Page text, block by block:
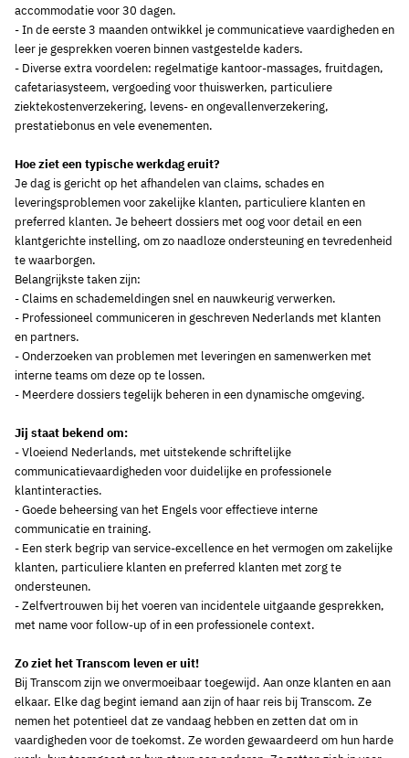
accommodatie voor 30 dagen.
- In de eerste 3 maanden ontwikkel je communicatieve vaardigheden en
leer je gesprekken voeren binnen vastgestelde kaders.
- Diverse extra voordelen: regelmatige kantoor-massages, fruitdagen,
cafetariasysteem, vergoeding voor thuiswerken, particuliere
ziektekostenverzekering, levens- en ongevallenverzekering,
prestatiebonus en vele evenementen.
Hoe ziet een typische werkdag eruit?
Je dag is gericht op het afhandelen van claims, schades en
leveringsproblemen voor zakelijke klanten, particuliere klanten en
preferred klanten. Je beheert dossiers met oog voor detail en een
klantgerichte instelling, om zo naadloze ondersteuning en tevredenheid
te waarborgen.
Belangrijkste taken zijn:
- Claims en schademeldingen snel en nauwkeurig verwerken.
- Professioneel communiceren in geschreven Nederlands met klanten
en partners.
- Onderzoeken van problemen met leveringen en samenwerken met
interne teams om deze op te lossen.
- Meerdere dossiers tegelijk beheren in een dynamische omgeving.
Jij staat bekend om:
- Vloeiend Nederlands, met uitstekende schriftelijke
communicatievaardigheden voor duidelijke en professionele
klantinteracties.
- Goede beheersing van het Engels voor effectieve interne
communicatie en training.
- Een sterk begrip van service-excellence en het vermogen om zakelijke
klanten, particuliere klanten en preferred klanten met zorg te
ondersteunen.
- Zelfvertrouwen bij het voeren van incidentele uitgaande gesprekken,
met name voor follow-up of in een professionele context.
Zo ziet het Transcom leven er uit!
Bij Transcom zijn we onvermoeibaar toegewijd. Aan onze klanten en aan
elkaar. Elke dag begint iemand aan zijn of haar reis bij Transcom. Ze
nemen het potentieel dat ze vandaag hebben en zetten dat om in
vaardigheden voor de toekomst. Ze worden gewaardeerd om hun harde